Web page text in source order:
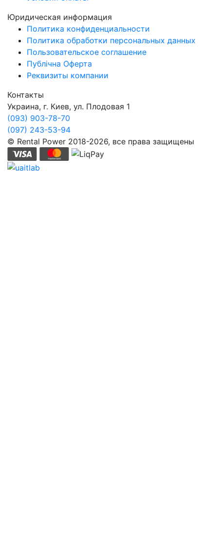
Юридическая информация
Политика конфиденциальности
Политика обработки персональных данных
Пользовательское соглашение
Публічна Оферта
Реквизиты компании
Контакты
Украина, г. Киев, ул. Плодовая 1
(093) 903-78-70
(097) 243-53-94
© Rental Power 2018-2026, все права защищены